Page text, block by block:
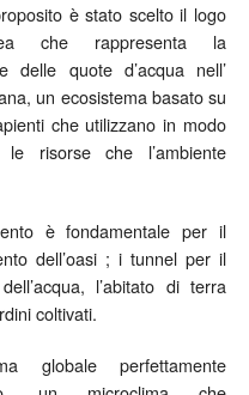
è stato scelto il logo
che rappresenta la
delle quote d’acqua nell’
un ecosistema basato su
che utilizzano in modo
le risorse che l’ambiente
è fondamentale per il
dell’oasi ; i tunnel per il
l’abitato di terra
coltivati.
globale perfettamente